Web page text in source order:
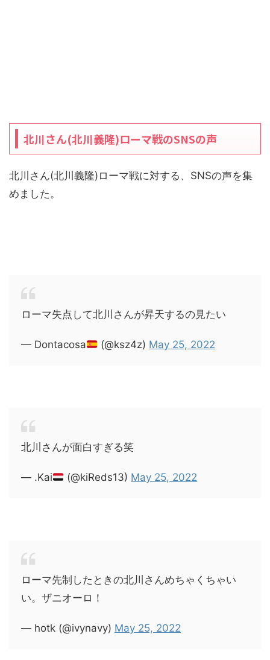
北川さん(北川義隆)ローマ戦のSNSの声
北川さん(北川義隆)ローマ戦に対する、SNSの声を集
めました。
ローマ失点して北川さんが昇天するの見たい
— Dontacosa (@ksz4z) May 25, 2022
北川さんが面白すぎる笑
— .Kai (@kiReds13) May 25, 2022
ローマ先制したときの北川さんめちゃくちゃい
い。ザニオーロ！
— hotk (@ivynavy) May 25, 2022